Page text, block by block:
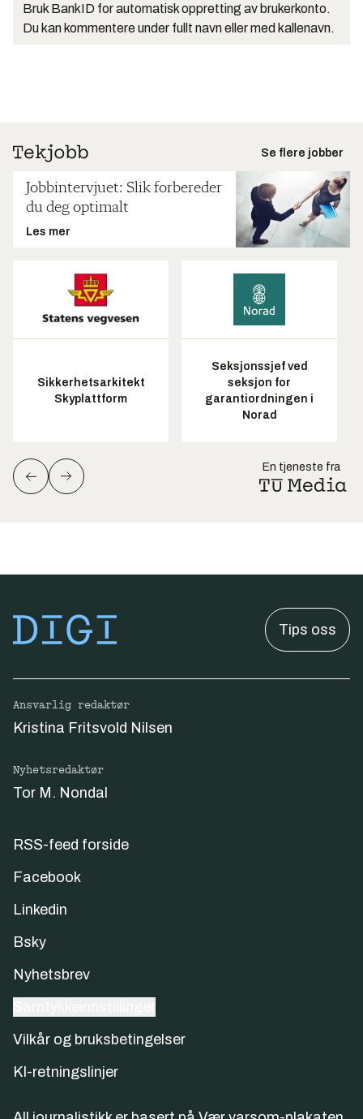
Bruk BankID for automatisk oppretting av brukerkonto.
Du kan kommentere under fullt navn eller med kallenavn.
Se flere jobber
Jobbintervjuet: Slik forbereder
du deg optimalt
Les mer
Sikkerhetsarkitekt
Skyplattform
Seksjonssjef ved
seksjon for
garantiordningen i
Norad
En tjeneste fra
Tips oss
Ansvarlig redaktør
Kristina Fritsvold Nilsen
Nyhetsredaktør
Tor M. Nondal
RSS-feed forside
Facebook
Linkedin
Bsky
Nyhetsbrev
Vilkår og bruksbetingelser
KI-retningslinjer